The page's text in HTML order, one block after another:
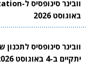
באוגוסט 2026
יתקיים ב-4 באוגוסט 2026